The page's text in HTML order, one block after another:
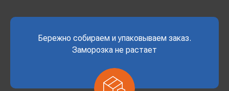
Бережно собираем и упаковываем заказ.
Заморозка не растает